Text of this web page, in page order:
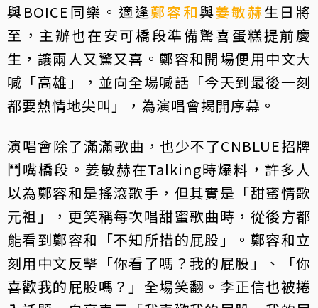
與BOICE同樂。適逢鄭容和與姜敏赫生日將
至，主辦也在安可橋段準備驚喜蛋糕提前慶
生，讓兩人又驚又喜。鄭容和開場便用中文大
喊「高雄」，並向全場喊話「今天到最後一刻
都要熱情地尖叫」，為演唱會揭開序幕。
演唱會除了滿滿歌曲，也少不了CNBLUE招牌
鬥嘴橋段。姜敏赫在Talking時爆料，許多人
以為鄭容和是搖滾歌手，但其實是「甜蜜情歌
元祖」，更笑稱每次唱甜蜜歌曲時，從後方都
能看到鄭容和「不知所措的屁股」。鄭容和立
刻用中文反擊「你看了嗎？我的屁股」、「你
喜歡我的屁股嗎？」全場笑翻。李正信也被捲